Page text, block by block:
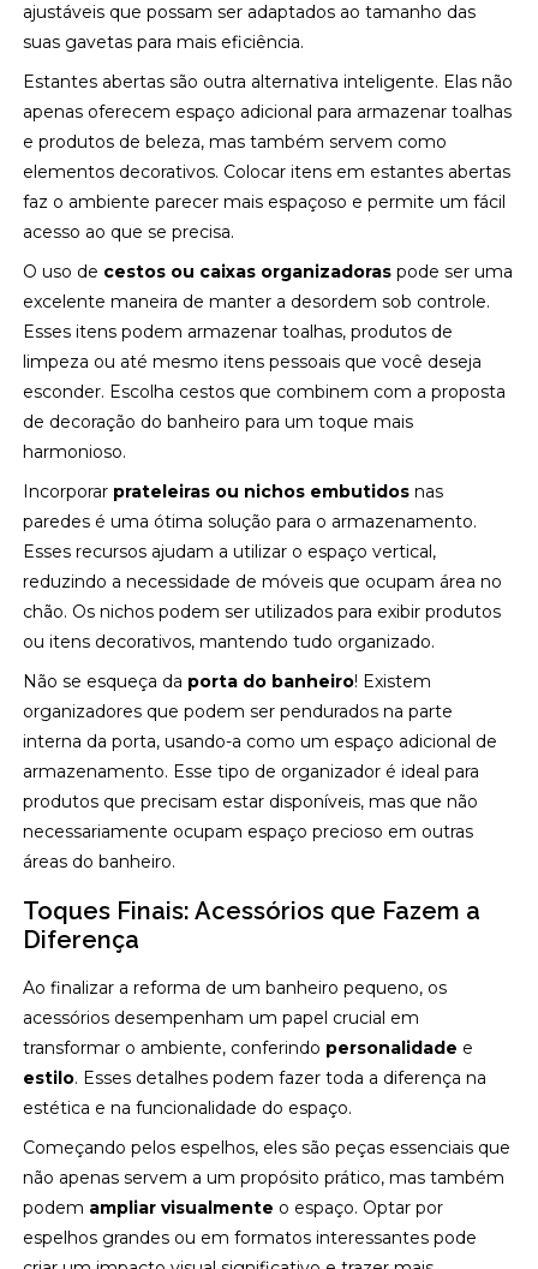
ajustáveis que possam ser adaptados ao tamanho das
suas gavetas para mais eficiência.
Estantes abertas são outra alternativa inteligente. Elas não
apenas oferecem espaço adicional para armazenar toalhas
e produtos de beleza, mas também servem como
elementos decorativos. Colocar itens em estantes abertas
faz o ambiente parecer mais espaçoso e permite um fácil
acesso ao que se precisa.
O uso de cestos ou caixas organizadoras pode ser uma
excelente maneira de manter a desordem sob controle.
Esses itens podem armazenar toalhas, produtos de
limpeza ou até mesmo itens pessoais que você deseja
esconder. Escolha cestos que combinem com a proposta
de decoração do banheiro para um toque mais
harmonioso.
Incorporar prateleiras ou nichos embutidos nas
paredes é uma ótima solução para o armazenamento.
Esses recursos ajudam a utilizar o espaço vertical,
reduzindo a necessidade de móveis que ocupam área no
chão. Os nichos podem ser utilizados para exibir produtos
ou itens decorativos, mantendo tudo organizado.
Não se esqueça da porta do banheiro! Existem
organizadores que podem ser pendurados na parte
interna da porta, usando-a como um espaço adicional de
armazenamento. Esse tipo de organizador é ideal para
produtos que precisam estar disponíveis, mas que não
necessariamente ocupam espaço precioso em outras
áreas do banheiro.
Toques Finais: Acessórios que Fazem a
Diferença
Ao finalizar a reforma de um banheiro pequeno, os
acessórios desempenham um papel crucial em
transformar o ambiente, conferindo personalidade e
estilo. Esses detalhes podem fazer toda a diferença na
estética e na funcionalidade do espaço.
Começando pelos espelhos, eles são peças essenciais que
não apenas servem a um propósito prático, mas também
podem ampliar visualmente o espaço. Optar por
espelhos grandes ou em formatos interessantes pode